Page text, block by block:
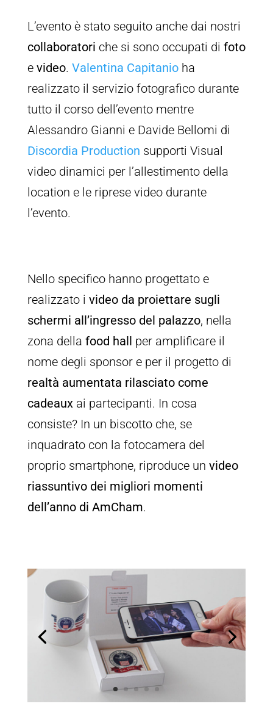
L’evento è stato seguito anche dai nostri
collaboratori che si sono occupati di foto
e video. Valentina Capitanioha
realizzato il servizio fotografico durante
tutto il corso dell’evento mentre
Alessandro Gianni e Davide Bellomi di
Discordia Production supporti Visual
video dinamici per l’allestimento della
location e le riprese video durante
l’evento.
Nello specifico hanno progettato e
realizzato i video da proiettare sugli
schermi all’ingresso del palazzo, nella
zona della food hall per amplificare il
nome degli sponsor e per il progetto di
realtà aumentata rilasciato come
cadeauxai partecipanti. In cosa
consiste? In un biscotto che, se
inquadrato con la fotocamera del
proprio smartphone, riproduce un video
riassuntivo dei migliori momenti
dell’anno di AmCham.